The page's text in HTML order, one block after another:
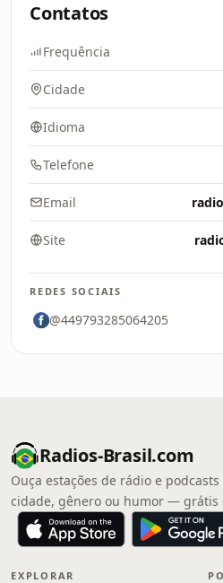
Contatos
Frequência
Cidade
Idioma
Telefone
Email
Site
REDES SOCIAIS
@449793285064205
Radios-Brasil.com
Ouça estações de rádio e
cidade, gênero ou humor — grátis
EXPLORAR